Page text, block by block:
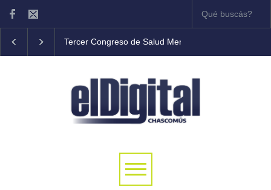
Tercer Congreso de Salud Mental Comunitaria en